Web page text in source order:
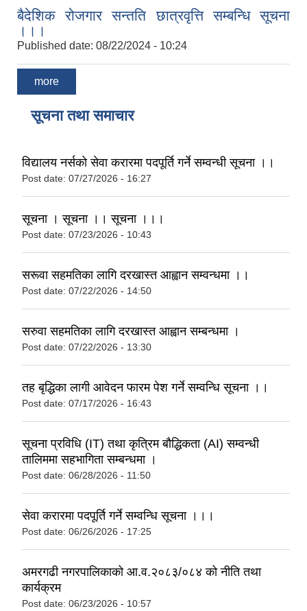
बैदेशिक रोजगार सन्तति छात्रवृत्ति सम्बन्धि सूचना
।।।
Published date: 08/22/2024 - 10:24
more
सूचना तथा समाचार
विद्यालय नर्सको सेवा करारमा पदपूर्ति गर्ने सम्वन्धी सूचना ।।
Post date: 07/27/2026 - 16:27
सूचना । सूचना ।। सूचना ।।।
Post date: 07/23/2026 - 10:43
सरूवा सहमतिका लागि दरखास्त आह्वान सम्वन्धमा ।।
Post date: 07/22/2026 - 14:50
सरुवा सहमतिका लागि दरखास्त आह्वान सम्बन्धमा ।
Post date: 07/22/2026 - 13:30
तह बृद्धिका लागी आवेदन फारम पेश गर्ने सम्वन्धि सूचना ।।
Post date: 07/17/2026 - 16:43
सूचना प्रविधि (IT) तथा कृत्रिम बौद्धिकता (AI) सम्वन्धी
तालिममा सहभागिता सम्बन्धमा ।
Post date: 06/28/2026 - 11:50
सेवा करारमा पदपूर्ति गर्ने सम्वन्धि सूचना ।।।
Post date: 06/26/2026 - 17:25
अमरगढी नगरपालिकाको आ.व.२०८३/०८४ को नीति तथा
कार्यक्रम
Post date: 06/23/2026 - 10:57